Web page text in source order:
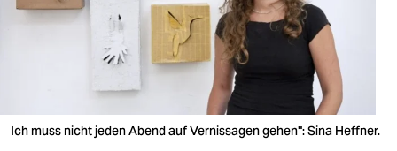
nord
verlag
Ich muss nicht jeden Abend auf Vernissagen gehen": Sina Heffner.